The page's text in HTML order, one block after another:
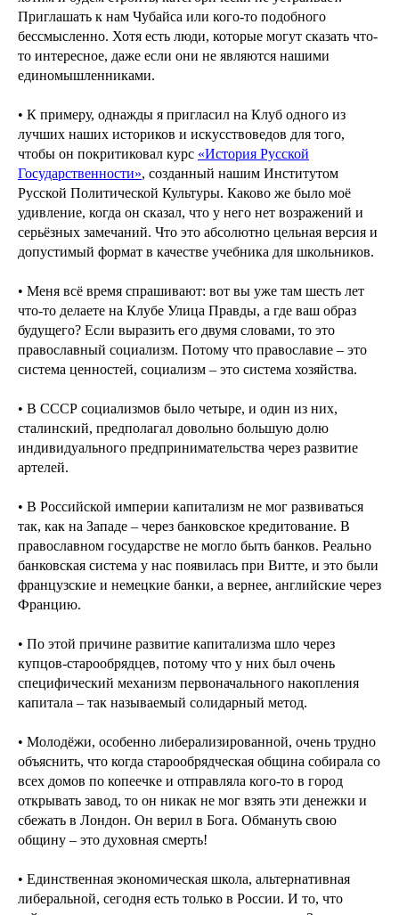
Приглашать к нам Чубайса или кого-то подобного
бессмысленно. Хотя есть люди, которые могут сказать что-
то интересное, даже если они не являются нашими
единомышленниками.
• К примеру, однажды я пригласил на Клуб одного из
лучших наших историков и искусствоведов для того,
чтобы он покритиковал курс «История Русской
Государственности», созданный нашим Институтом
Русской Политической Культуры. Каково же было моё
удивление, когда он сказал, что у него нет возражений и
серьёзных замечаний. Что это абсолютно цельная версия и
допустимый формат в качестве учебника для школьников.
• Меня всё время спрашивают: вот вы уже там шесть лет
что-то делаете на Клубе Улица Правды, а где ваш образ
будущего? Если выразить его двумя словами, то это
православный социализм. Потому что православие – это
система ценностей, социализм – это система хозяйства.
• В СССР социализмов было четыре, и один из них,
сталинский, предполагал довольно большую долю
индивидуального предпринимательства через развитие
артелей.
• В Российской империи капитализм не мог развиваться
так, как на Западе – через банковское кредитование. В
православном государстве не могло быть банков. Реально
банковская система у нас появилась при Витте, и это были
французские и немецкие банки, а вернее, английские через
Францию.
• По этой причине развитие капитализма шло через
купцов-старообрядцев, потому что у них был очень
специфический механизм первоначального накопления
капитала – так называемый солидарный метод.
• Молодёжи, особенно либерализированной, очень трудно
объяснить, что когда старообрядческая община собирала со
всех домов по копеечке и отправляла кого-то в город
открывать завод, то он никак не мог взять эти денежки и
сбежать в Лондон. Он верил в Бога. Обмануть свою
общину – это духовная смерть!
• Единственная экономическая школа, альтернативная
либеральной, сегодня есть только в России. И то, что